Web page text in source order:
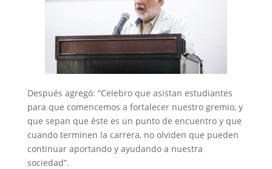
Después agregó: “Celebro que asistan estudiantes
para que comencemos a fortalecer nuestro gremio, y
que sepan que éste es un punto de encuentro y que
cuando terminen la carrera, no olviden que pueden
continuar aportando y ayudando a nuestra
sociedad”.